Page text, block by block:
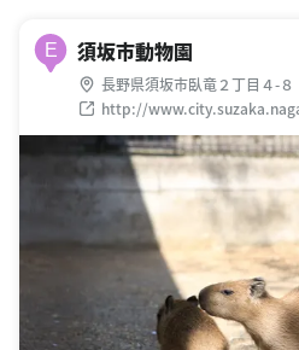
E 須坂市動物園
長野県須坂市臥竜２丁目４-８
http://
oo/